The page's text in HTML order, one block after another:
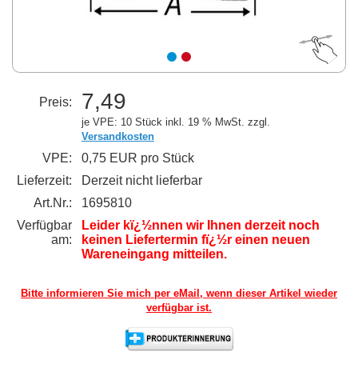
Preis: 7,49
je VPE: 10 Stück inkl. 19 % MwSt. zzgl.
Versandkosten
VPE:
0,75 EUR pro Stück
Lieferzeit:
Derzeit nicht lieferbar
Art.Nr.:
1695810
Verfügbar
am:
Leider kï¿½nnen wir Ihnen derzeit noch
keinen Liefertermin fï¿½r einen neuen
Wareneingang mitteilen.
Bitte informieren Sie mich per eMail, wenn dieser Artikel wieder
verfügbar ist.